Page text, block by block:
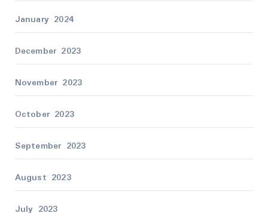
January 2024
December 2023
November 2023
October 2023
September 2023
August 2023
July 2023